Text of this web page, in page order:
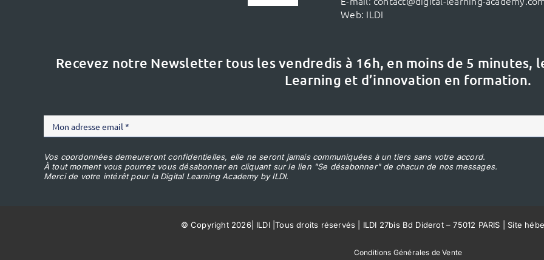
Web: ILDI
Recevez notre Newsletter tous les vendredis à 16h, en moins de 5 minutes,
Learning et d’innovation en formation.
Vos coordonnées demeureront confidentielles, elle ne seront jamais communiquées à un tiers sans votre accord.
À tout moment vous pourrez vous désabonner en cliquant sur le lien "Se désabonner" de chacun de nos messages.
Merci de votre intérêt pour la Digital Learning Academy by ILDI.
© Copyright 2026| ILDI|Tous droits réservés | ILDI 27bis Bd Diderot – 75012 PARIS | Site
Conditions Générales de Vente